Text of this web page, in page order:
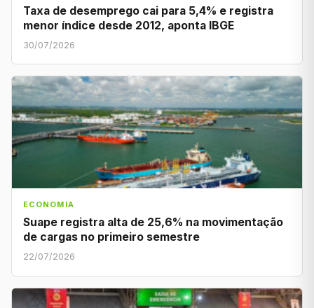
Taxa de desemprego cai para 5,4% e registra
menor índice desde 2012, aponta IBGE
30/07/2026
ECONOMIA
Suape registra alta de 25,6% na movimentação
de cargas no primeiro semestre
22/07/2026